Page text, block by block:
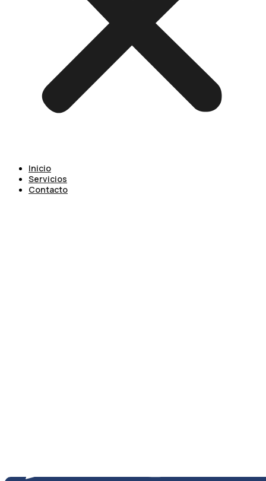
Inicio
Servicios
Contacto